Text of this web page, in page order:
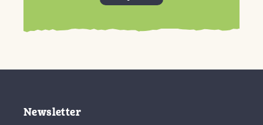
Newsletter